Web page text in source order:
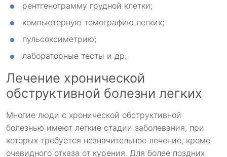
рентгенограмму грудной клетки;
компьютерную томографию легких;
пульсоксиметрию;
лабораторные тесты и др.
Лечение хронической
обструктивной болезни легких
Многие люди с хронической обструктивной
болезнью имеют легкие стадии заболевания, при
которых требуется незначительное лечение, кроме
очевидного отказа от курения. Для более поздних